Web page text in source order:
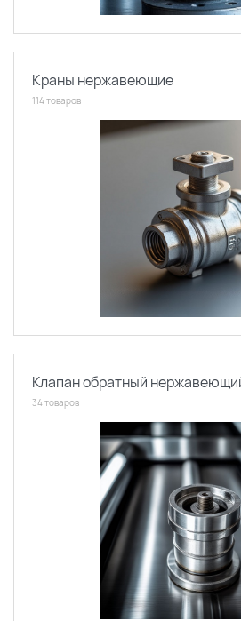
Краны нержавеющие
114 товаров
Клапан обратный
34 товаров